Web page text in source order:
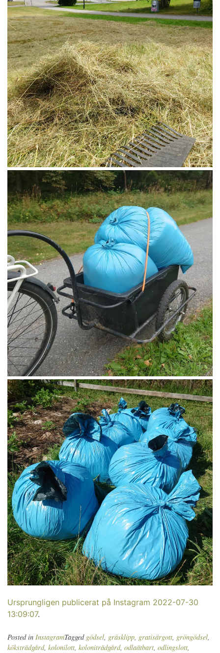
Ursprungligen publicerat på Instagram 2022-07-30
13:09:07.
Posted in InstagramTagged gödsel, gräsklipp, gratisärgott, gröngödsel,
köksträdgård, kolonilott, koloniträdgård, odlaätbart, odlingslott,